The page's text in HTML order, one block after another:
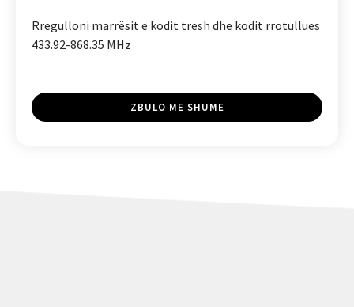
Rregulloni marrësit e kodit tresh dhe kodit rrotullues
433.92-868.35 MHz
ZBULO ME SHUME